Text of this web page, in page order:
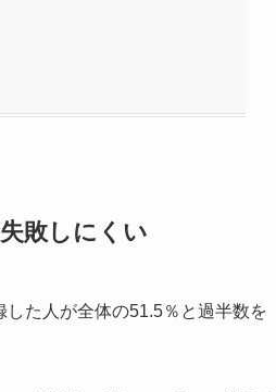
敗しにくい
た人が全体の51.5％と過半数を